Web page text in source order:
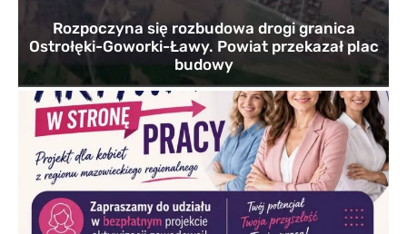
Rozpoczyna się rozbudowa drogi granica
Ostrołęki-Goworki-Ławy. Powiat przekazał plac
budowy